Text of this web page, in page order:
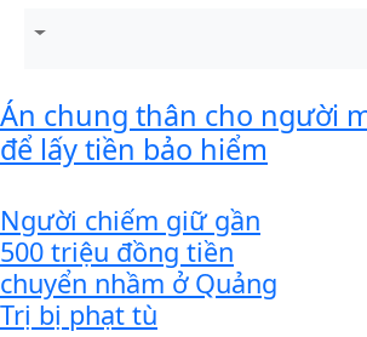
Án chung thân cho người
để lấy tiền bảo hiểm
Người chiếm giữ gần
500 triệu đồng tiền
chuyển nhầm ở Quảng
Trị bị phạt tù